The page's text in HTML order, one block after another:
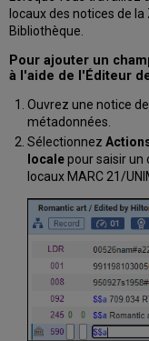
locaux des notices de
Bibliothèque.
Pour ajouter un
à l'aide de l'Éditeur
Ouvrez une notice
métadonnées.
Sélectionnez
localepour saisir un
locaux MARC 21/